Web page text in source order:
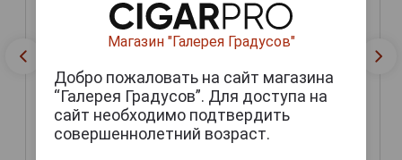
Chateau de Maniban XO
Арманьяк Шато де
Манибан ХО 0.7л в
подарочная упаковке
Chateau de Maniban XO
Арманьяк Шато де
Манибан ХО 0.7л в
подарочная упаковке
Магазин "Галерея Градусов"
Добро пожаловать на сайт магазина
“Галерея Градусов”. Для доступа на
сайт необходимо подтвердить
совершеннолетний возраст.